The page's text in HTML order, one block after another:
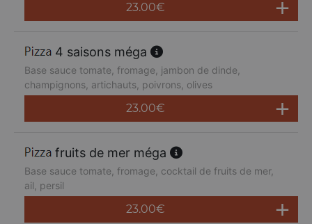
23.00€
4 saisons méga
Base sauce tomate, fromage, jambon de dinde,
champignons, artichauts, poivrons, olives
23.00€
fruits de mer méga
Base sauce tomate, fromage, cocktail de fruits de mer,
ail, persil
23.00€